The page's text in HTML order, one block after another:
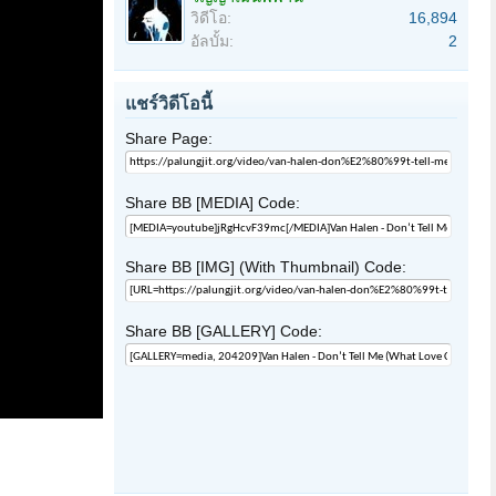
วิดีโอ:
16,894
อัลบั้ม:
2
แชร์วิดีโอนี้
Share Page:
Share BB [MEDIA] Code:
Share BB [IMG] (With Thumbnail) Code:
Share BB [GALLERY] Code: